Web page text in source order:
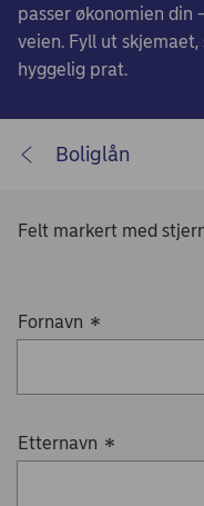
passer økonomien din
veien. Fyll ut
hyggelig prat.
Boliglån
Felt markert med
Fornavn *
Etternavn *